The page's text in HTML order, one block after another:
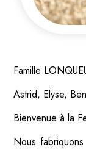
Famille
Astrid, Elyse,
Bienvenue à la
Nous